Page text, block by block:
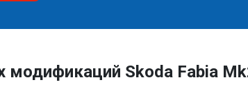
модификаций Skoda Fabia